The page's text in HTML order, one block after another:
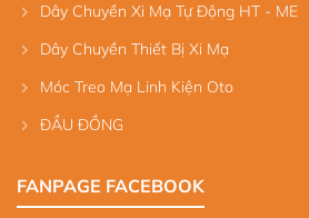
Dây Chuyền Xi Mạ Tự Động HT - ME
Dây Chuyền Thiết Bị Xi Mạ
Móc Treo Mạ Linh Kiện Oto
ĐẦU ĐỒNG
FANPAGE FACEBOOK